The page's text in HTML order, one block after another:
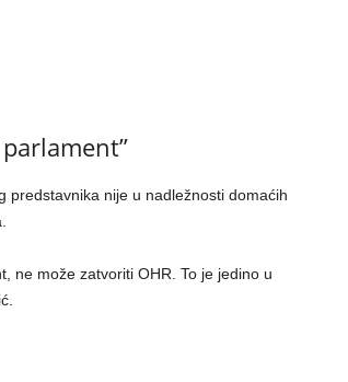
predstavnika nije u nadležnosti domaćih
ne može zatvoriti OHR. To je jedino u